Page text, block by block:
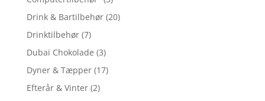
Drink & Bartilbehør (20)
Drinktilbehør (7)
Dubai Chokolade (3)
Dyner & Tæpper (17)
Efterår & Vinter (2)